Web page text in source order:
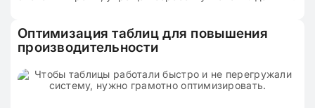
Оптимизация таблиц для повышения
производительности